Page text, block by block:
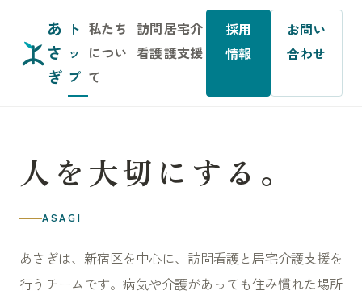
あ
さ
ぎ
ト
ッ
プ
私たち
につい
て
訪問
看護
居宅介
護支援
採用
情報
お問い
合わせ
人を大切にする。
ASAGI
あさぎは、新宿区を中心に、訪問看護と居宅介護支援を
行うチームです。病気や介護があっても住み慣れた場所